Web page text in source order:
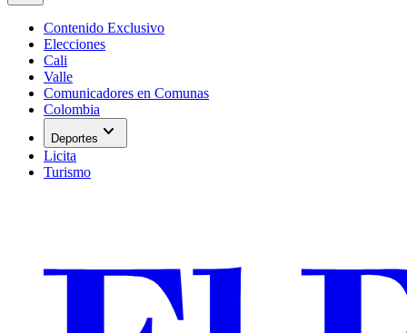
Contenido Exclusivo
Elecciones
Cali
Valle
Comunicadores en Comunas
Colombia
Deportes expand_more
Licita
Turismo